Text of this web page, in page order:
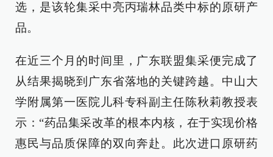
选，是该轮集采中亮丙瑞林品类中标的原研产
品。
在近三个月的时间里，广东联盟集采便完成了
从结果揭晓到广东省落地的关键跨越。中山大
学附属第一医院儿科专科副主任陈秋莉教授表
示：“药品集采改革的根本内核，在于实现价格
惠民与品质保障的双向奔赴。此次进口原研药